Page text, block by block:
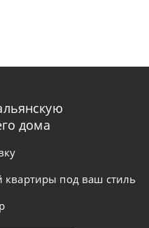
дома
квартиры под ваш стиль